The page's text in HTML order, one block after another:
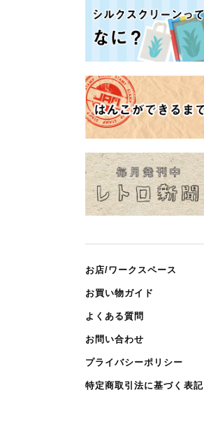
お店/ワークスペース
お買い物ガイド
よくある質問
お問い合わせ
プライバシーポリシー
特定商取引法に基づく表記